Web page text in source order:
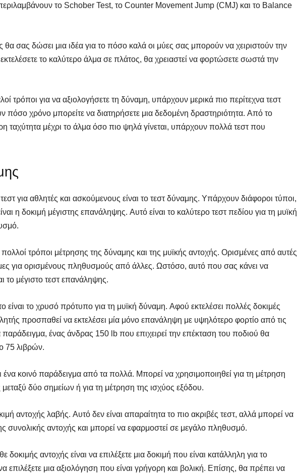
το Schober Test, το Counter Movement Jump (CMJ) και το Balance
θα σας δώσει μια ιδέα για το πόσο καλά οι μύες σας μπορούν να χειριστούν την
το καλύτερο άλμα σε πλάτος, θα χρειαστεί να φορτώσετε σωστά την
τρόποι για να αξιολογήσετε τη δύναμη, υπάρχουν μερικά πιο περίτεχνα τεστ
πόσο χρόνο μπορείτε να διατηρήσετε μια δεδομένη δραστηριότητα. Από το
ταχύτητα μέχρι το άλμα όσο πιο ψηλά γίνεται, υπάρχουν πολλά τεστ που
για αθλητές και ασκούμενους είναι το τεστ δύναμης. Υπάρχουν διάφοροι τύποι,
η δοκιμή μέγιστης επανάληψης. Αυτό είναι το καλύτερο τεστ πεδίου για τη μυϊκή
τρόποι μέτρησης της δύναμης και της μυϊκής αντοχής. Ορισμένες από αυτές
για ορισμένους πληθυσμούς από άλλες. Ωστόσο, αυτό που σας κάνει να
το μέγιστο τεστ επανάληψης.
είναι το χρυσό πρότυπο για τη μυϊκή δύναμη. Αφού εκτελέσει πολλές δοκιμές
προσπαθεί να εκτελέσει μία μόνο επανάληψη με υψηλότερο φορτίο από τις
ένας άνδρας 150 lb που επιχειρεί την επέκταση του ποδιού θα
75 λιβρών.
ένα κοινό παράδειγμα από τα πολλά. Μπορεί να χρησιμοποιηθεί για τη μέτρηση
δύο σημείων ή για τη μέτρηση της ισχύος εξόδου.
αντοχής λαβής. Αυτό δεν είναι απαραίτητα το πιο ακριβές τεστ, αλλά μπορεί να
συνολικής αντοχής και μπορεί να εφαρμοστεί σε μεγάλο πληθυσμό.
δοκιμής αντοχής είναι να επιλέξετε μια δοκιμή που είναι κατάλληλη για το
μια αξιολόγηση που είναι γρήγορη και βολική. Επίσης, θα πρέπει να